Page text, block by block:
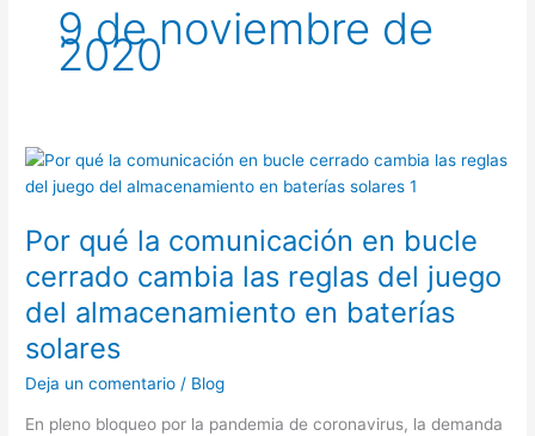
9 de noviembre de
2020
Por qué la comunicación en bucle
cerrado cambia las reglas del juego
del almacenamiento en baterías
solares
Deja un comentario / Blog
En pleno bloqueo por la pandemia de coronavirus, la demanda